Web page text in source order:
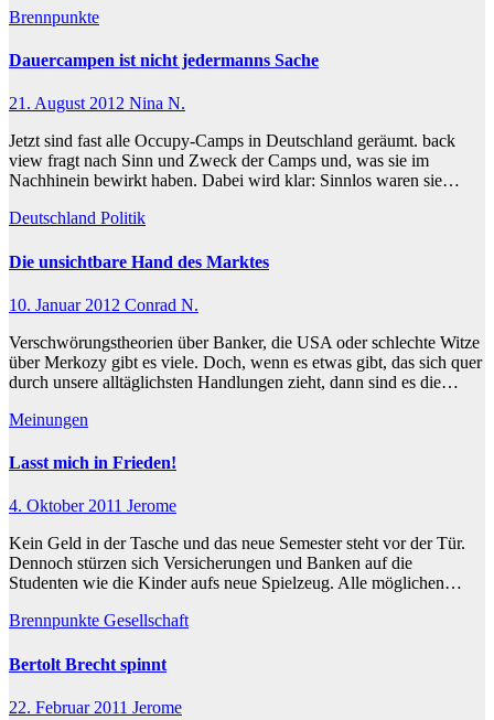
Brennpunkte
Dauercampen ist nicht jedermanns Sache
21. August 2012 Nina N.
Jetzt sind fast alle Occupy-Camps in Deutschland geräumt. back
view fragt nach Sinn und Zweck der Camps und, was sie im
Nachhinein bewirkt haben. Dabei wird klar: Sinnlos waren sie…
Deutschland Politik
Die unsichtbare Hand des Marktes
10. Januar 2012 Conrad N.
Verschwörungstheorien über Banker, die USA oder schlechte Witze
über Merkozy gibt es viele. Doch, wenn es etwas gibt, das sich quer
durch unsere alltäglichsten Handlungen zieht, dann sind es die…
Meinungen
Lasst mich in Frieden!
4. Oktober 2011 Jerome
Kein Geld in der Tasche und das neue Semester steht vor der Tür.
Dennoch stürzen sich Versicherungen und Banken auf die
Studenten wie die Kinder aufs neue Spielzeug. Alle möglichen…
Brennpunkte Gesellschaft
Bertolt Brecht spinnt
22. Februar 2011 Jerome